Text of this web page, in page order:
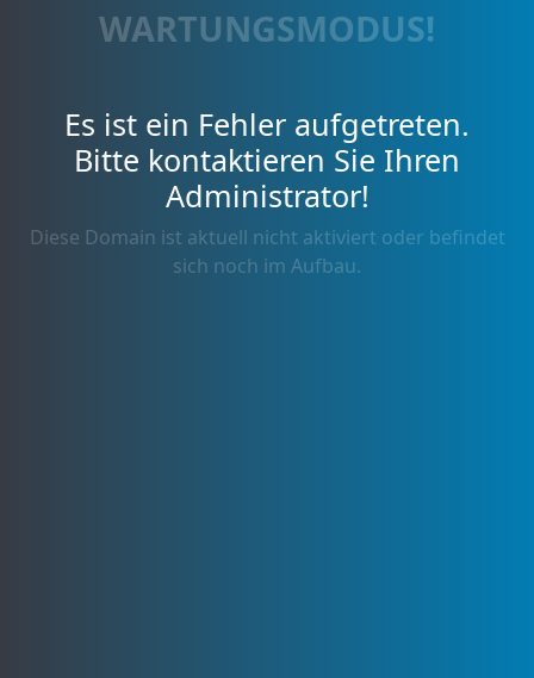
WARTUNGSMODUS!
Es ist ein Fehler aufgetreten.
Bitte kontaktieren Sie Ihren
Administrator!
Diese Domain ist aktuell nicht aktiviert oder befindet
sich noch im Aufbau.